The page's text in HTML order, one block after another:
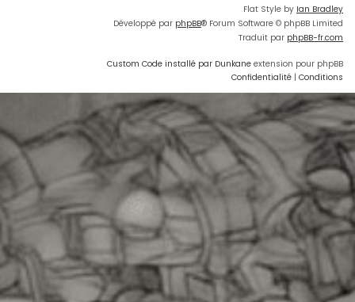
Flat Style by Ian Bradley
Développé par phpBB® Forum Software © phpBB Limited
Traduit par phpBB-fr.com
Custom Code installé par Dunkane extension pour phpBB
Confidentialité | Conditions